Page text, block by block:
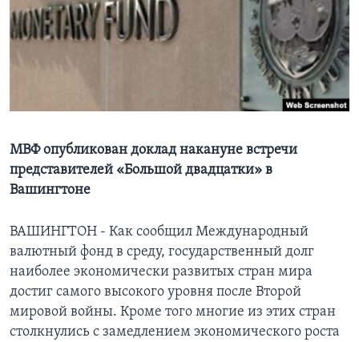
Learning English
Языки
МВФ опубликован доклад накануне встречи
представителей «Большой двадцатки» в
Вашингтоне
ВАШИНГТОН - Как сообщил Международный
валютный фонд в среду, государственный долг
наиболее экономически развитых стран мира
достиг самого высокого уровня после Второй
мировой войны. Кроме того многие из этих стран
столкнулись с замедлением экономического роста